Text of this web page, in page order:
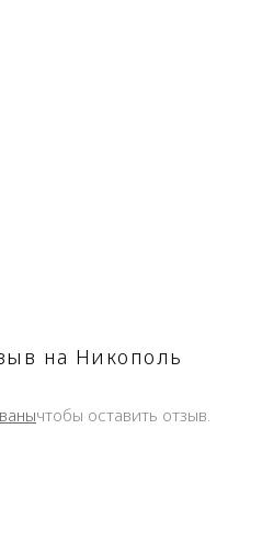
на Никополь
чтобы оставить отзыв.